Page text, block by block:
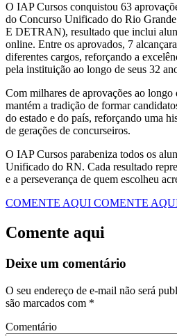
O IAP Cursos conquistou 63
do Concurso Unificado do Rio
E DETRAN), resultado que inclui
online. Entre os aprovados, 7
diferentes cargos, reforçando a
pela instituição ao longo de seus 32
Com milhares de aprovações ao
mantém a tradição de formar
do estado e do país, reforçando uma
de gerações de concurseiros.
O IAP Cursos parabeniza todos os
Unificado do RN. Cada resultado
e a perseverança de quem escolheu
COMENTE AQUI COMENTE
Comente aqui
Deixe um comentário
O seu endereço de e-mail não será
são marcados com *
Comentário